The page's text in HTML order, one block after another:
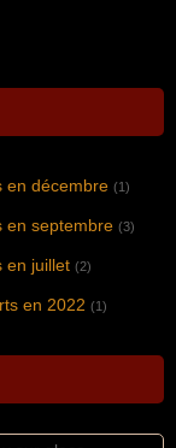
en décembre (1)
en septembre (3)
en juillet (2)
en 2022 (1)